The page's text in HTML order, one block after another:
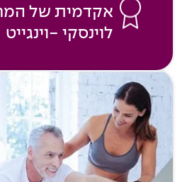
אקדמית של
לוינסקי -וינגייט